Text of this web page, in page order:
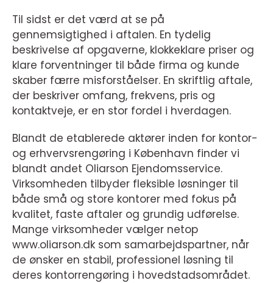
Til sidst er det værd at se på
gennemsigtighed i aftalen. En tydelig
beskrivelse af opgaverne, klokkeklare priser og
klare forventninger til både firma og kunde
skaber færre misforståelser. En skriftlig aftale,
der beskriver omfang, frekvens, pris og
kontaktveje, er en stor fordel i hverdagen.
Blandt de etablerede aktører inden for kontor-
og erhvervsrengøring i København finder vi
blandt andet Oliarson Ejendomsservice.
Virksomheden tilbyder fleksible løsninger til
både små og store kontorer med fokus på
kvalitet, faste aftaler og grundig udførelse.
Mange virksomheder vælger netop
www.oliarson.dk som samarbejdspartner, når
de ønsker en stabil, professionel løsning til
deres kontorrengøring i hovedstadsområdet.